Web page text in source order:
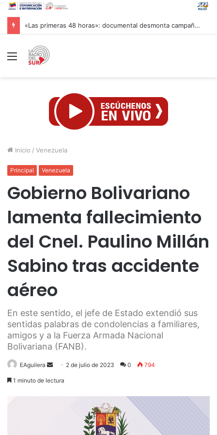
«Las primeras 48 horas»: documental desmonta campañas de desinformación tras terremotos en Venezuela
Menú
Inicio / Venezuela
Principal Venezuela
Gobierno Bolivariano
lamenta fallecimiento
del Cnel. Paulino Millán
Sabino tras accidente
aéreo
En este sentido, el jefe de Estado extendió sus
sentidas palabras de condolencias a familiares,
amigos y a la Fuerza Armada Nacional
Bolivariana (FANB).
EAguilera
Send 2 de julio de 2023 0 794
1 minuto de lectura